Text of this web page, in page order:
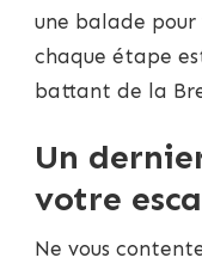
une balade pour
chaque étape
battant de la
Un
votre
Ne vous